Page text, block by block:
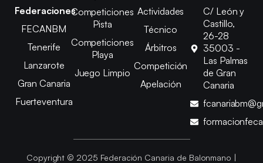
Federaciones
FECANBM
Tenerife
Lanzarote
Gran Canaria
Fuerteventura
Competiciones
Pista
Competiciones
Playa
Juego Limpio
Actividades
Técnico
Árbitros
Competición
Apelación
C/ León y
Castillo,
26-28
35003 -
Las Palmas
de Gran
Canaria
Copyright © 2025 Federación Canaria de Balonmano |